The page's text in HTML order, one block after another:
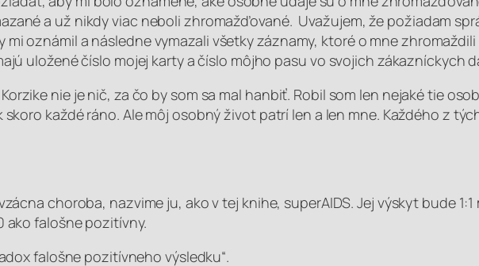
a už nikdy viac neboli zhromažďované. Uvažujem, že požiadam
mi oznámil a následne vymazali všetky záznamy, ktoré o mne
uložené číslo mojej karty a číslo môjho pasu vo svojich zákazníckych
nie je nič, za čo by som sa mal hanbiť. Robil som len nejaké tie
každé ráno. Ale môj osobný život patrí len a len mne. Každého z
choroba, nazvime ju, ako v tej knihe, superAIDS. Jej výskyt bude
ako falošne pozitívny.
falošne pozitívneho výsledku“.